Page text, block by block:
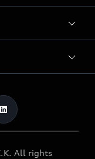
All rights